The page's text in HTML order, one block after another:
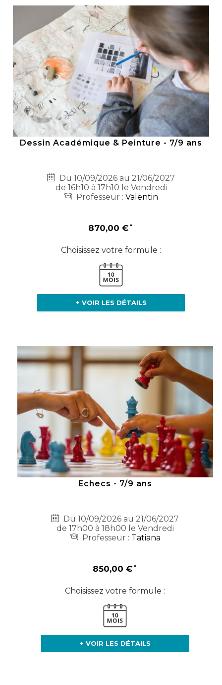
Dessin Académique & Peinture - 7/9 ans
Du 10/09/2026 au 21/06/2027
de 16h10 à 17h10 le Vendredi
Professeur : Valentin
870,00 €
Choisissez votre formule :
+ VOIR LES DÉTAILS
Echecs - 7/9 ans
Du 10/09/2026 au 21/06/2027
de 17h00 à 18h00 le Vendredi
Professeur : Tatiana
850,00 €
Choisissez votre formule :
+ VOIR LES DÉTAILS